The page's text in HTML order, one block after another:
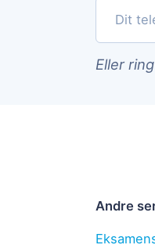
Eller ring
Andre